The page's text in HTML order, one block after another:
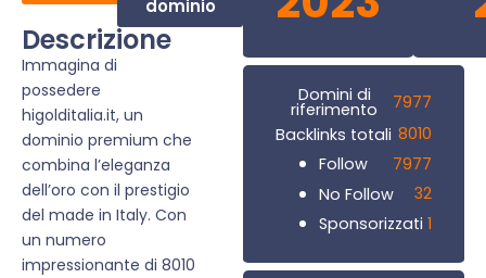
dominio
Descrizione
Immagina di
possedere
higolditalia.it, un
dominio premium che
combina l’eleganza
dell’oro con il prestigio
del made in Italy. Con
un numero
impressionante di 8010
Domini di
riferimento
7977
Backlinks totali 8010
Follow
7977
No Follow
32
Sponsorizzati 1